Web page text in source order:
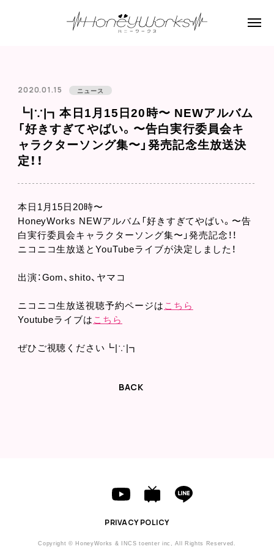
2020.01.15 ニュース
┗|∵|┓本日1月15日20時〜 NEWアルバム
「好きすぎてやばい。〜告白実行委員会キ
ャラクターソング集〜」発売記念生放送決
定！！
本日1月15日20時〜
HoneyWorks NEWアルバム「好きすぎてやばい。〜告
白実行委員会キャラクターソング集〜」発売記念！！
ニコニコ生放送とYouTubeライブが決定しました！
出演：Gom、shito、ヤマコ
ニコニコ生放送視聴予約ページは こちら
Youtubeライブは こちら
ぜひご視聴ください┗|∵|┓
BACK
PRIVACY POLICY
Copyright © HoneyWorks & INCS toenter inc, All Rights Reserved.